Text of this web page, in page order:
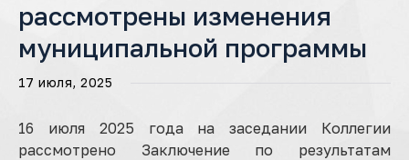
рассмотрены изменения
муниципальной программы
17 июля, 2025
16 июля 2025 года на заседании Коллегии
рассмотрено Заключение по результатам